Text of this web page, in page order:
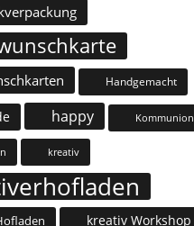
Handgemacht
happy Kommunion
kreativ
kreativ Workshop